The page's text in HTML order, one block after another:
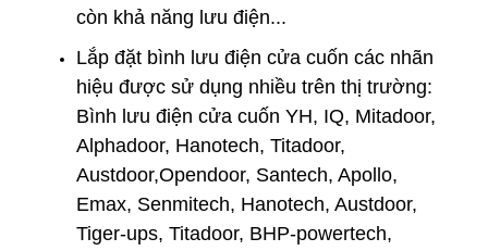
còn khả năng lưu điện...
Lắp đặt bình lưu điện cửa cuốn các nhãn
hiệu được sử dụng nhiều trên thị trường:
Bình lưu điện cửa cuốn YH, IQ, Mitadoor,
Alphadoor, Hanotech, Titadoor,
Austdoor,Opendoor, Santech, Apollo,
Emax, Senmitech, Hanotech, Austdoor,
Tiger-ups, Titadoor, BHP-powertech,